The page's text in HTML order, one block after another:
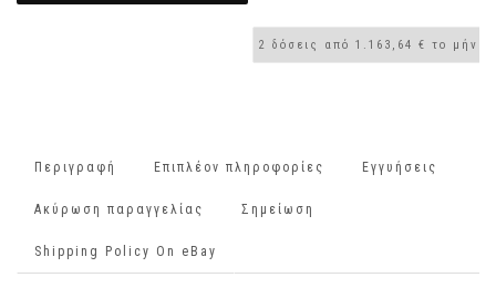
Περιγραφή Επιπλέον πληροφορίες Εγγυήσεις
Ακύρωση παραγγελίας Σημείωση
Shipping Policy On eBay